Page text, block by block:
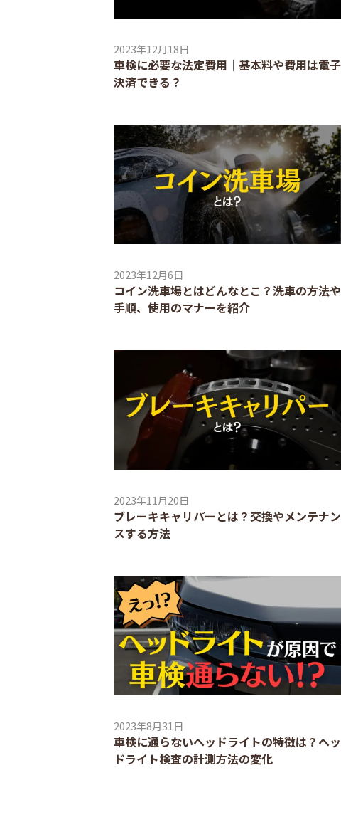
2023年12月18日
車検に必要な法定費用｜基本料や費用は電子
決済できる？
2023年12月6日
コイン洗車場とはどんなとこ？洗車の方法や
手順、使用のマナーを紹介
2023年11月20日
ブレーキキャリパーとは？交換やメンテナン
スする方法
2023年8月31日
車検に通らないヘッドライトの特徴は？ヘッ
ドライト検査の計測方法の変化